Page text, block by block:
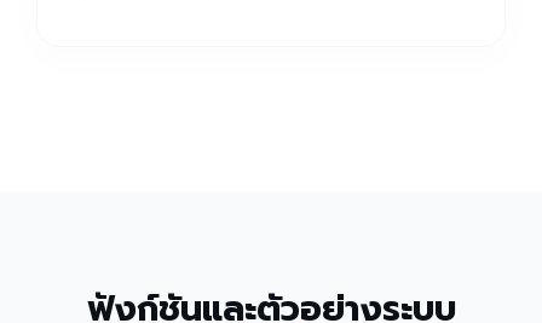
ฟังก์ชันและตัวอย่างระบบ